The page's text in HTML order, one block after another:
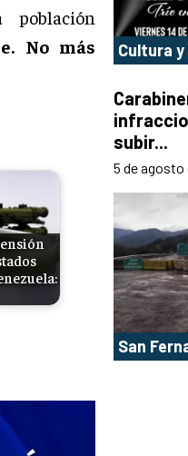
No más
Cultura
subir...
5 de agosto
San